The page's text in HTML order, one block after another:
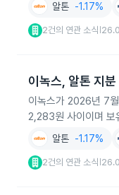
알톤 -1.17%
2건의 연관 소식
이녹스, 알톤 지
이녹스가 2026년 7
2,283원 사이이며 보
알톤 -1.17%
2건의 연관 소식